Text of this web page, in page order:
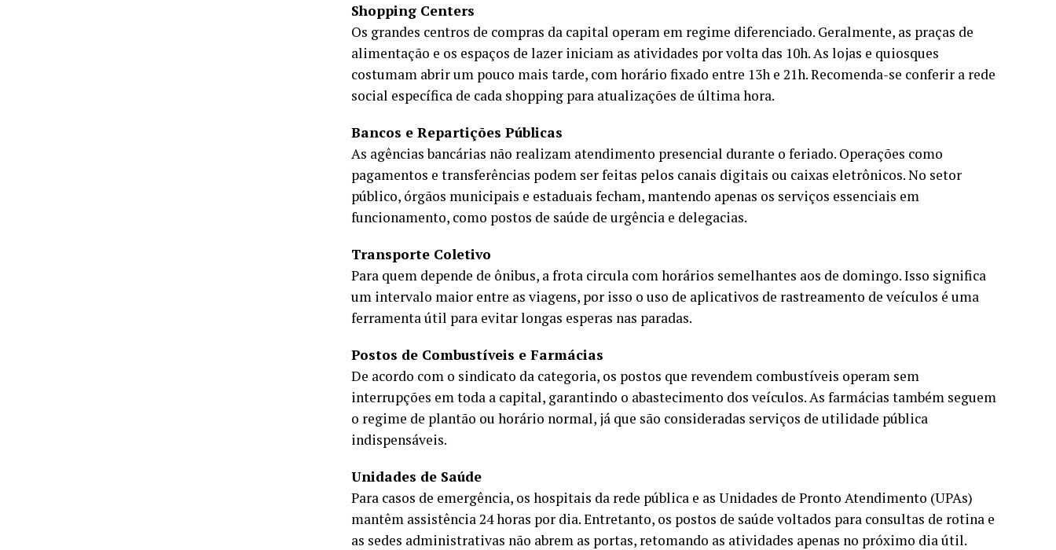
Shopping Centers
Os grandes centros de compras da capital operam em regime diferenciado. Geralmente, as praças de
alimentação e os espaços de lazer iniciam as atividades por volta das 10h. As lojas e quiosques
costumam abrir um pouco mais tarde, com horário fixado entre 13h e 21h. Recomenda-se conferir a rede
social específica de cada shopping para atualizações de última hora.
Bancos e Repartições Públicas
As agências bancárias não realizam atendimento presencial durante o feriado. Operações como
pagamentos e transferências podem ser feitas pelos canais digitais ou caixas eletrônicos. No setor
público, órgãos municipais e estaduais fecham, mantendo apenas os serviços essenciais em
funcionamento, como postos de saúde de urgência e delegacias.
Transporte Coletivo
Para quem depende de ônibus, a frota circula com horários semelhantes aos de domingo. Isso significa
um intervalo maior entre as viagens, por isso o uso de aplicativos de rastreamento de veículos é uma
ferramenta útil para evitar longas esperas nas paradas.
Postos de Combustíveis e Farmácias
De acordo com o sindicato da categoria, os postos que revendem combustíveis operam sem
interrupções em toda a capital, garantindo o abastecimento dos veículos. As farmácias também seguem
o regime de plantão ou horário normal, já que são consideradas serviços de utilidade pública
indispensáveis.
Unidades de Saúde
Para casos de emergência, os hospitais da rede pública e as Unidades de Pronto Atendimento (UPAs)
mantêm assistência 24 horas por dia. Entretanto, os postos de saúde voltados para consultas de rotina e
as sedes administrativas não abrem as portas, retomando as atividades apenas no próximo dia útil.